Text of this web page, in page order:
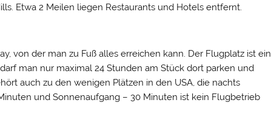
Etwa 2 Meilen liegen Restaurants und Hotels entfernt.
von der man zu Fuß alles erreichen kann. Der Flugplatz ist ein
man nur maximal 24 Stunden am Stück dort parken und
auch zu den wenigen Plätzen in den USA, die nachts
und Sonnenaufgang – 30 Minuten ist kein Flugbetrieb